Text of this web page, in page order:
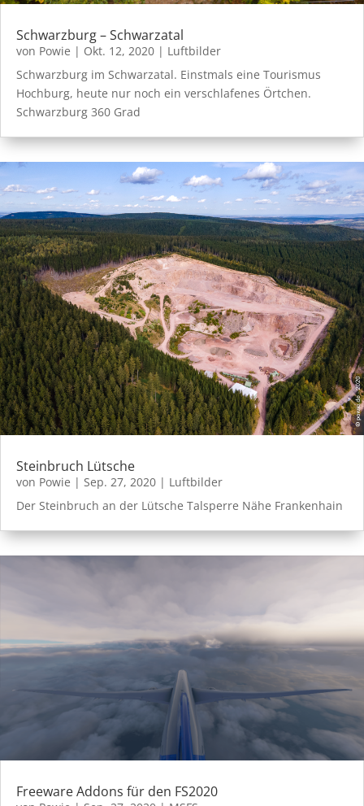
Schwarzburg – Schwarzatal
von Powie | Okt. 12, 2020 | Luftbilder
Schwarzburg im Schwarzatal. Einstmals eine Tourismus
Hochburg, heute nur noch ein verschlafenes Örtchen.
Schwarzburg 360 Grad
Steinbruch Lütsche
von Powie | Sep. 27, 2020 | Luftbilder
Der Steinbruch an der Lütsche Talsperre Nähe Frankenhain
Freeware Addons für den FS2020